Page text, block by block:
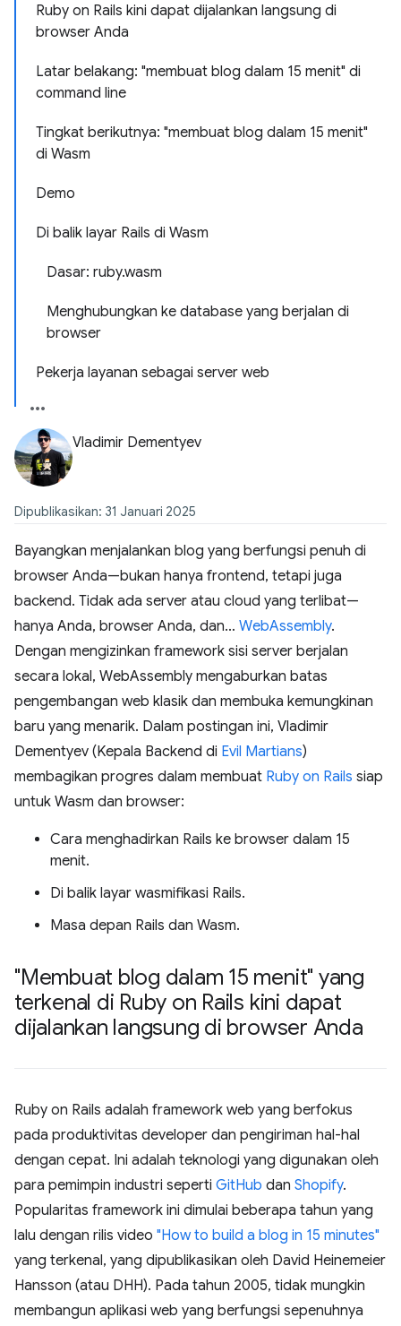
Ruby on Rails kini dapat dijalankan langsung di
browser Anda
Latar belakang: "membuat blog dalam 15 menit" di
command line
Tingkat berikutnya: "membuat blog dalam 15 menit"
di Wasm
Demo
Di balik layar Rails di Wasm
Dasar: ruby.wasm
Menghubungkan ke database yang berjalan di
browser
Pekerja layanan sebagai server web
Vladimir Dementyev
Dipublikasikan: 31 Januari 2025
Bayangkan menjalankan blog yang berfungsi penuh di
browser Anda—bukan hanya frontend, tetapi juga
backend. Tidak ada server atau cloud yang terlibat—
hanya Anda, browser Anda, dan… WebAssembly.
Dengan mengizinkan framework sisi server berjalan
secara lokal, WebAssembly mengaburkan batas
pengembangan web klasik dan membuka kemungkinan
baru yang menarik. Dalam postingan ini, Vladimir
Dementyev (Kepala Backend di Evil Martians)
membagikan progres dalam membuat Ruby on Rails siap
untuk Wasm dan browser:
Cara menghadirkan Rails ke browser dalam 15
menit.
Di balik layar wasmifikasi Rails.
Masa depan Rails dan Wasm.
"Membuat blog dalam 15 menit" yang
terkenal di Ruby on Rails kini dapat
dijalankan langsung di browser Anda
Ruby on Rails adalah framework web yang berfokus
pada produktivitas developer dan pengiriman hal-hal
dengan cepat. Ini adalah teknologi yang digunakan oleh
para pemimpin industri seperti GitHub dan Shopify.
Popularitas framework ini dimulai beberapa tahun yang
lalu dengan rilis video "How to build a blog in 15 minutes"
yang terkenal, yang dipublikasikan oleh David Heinemeier
Hansson (atau DHH). Pada tahun 2005, tidak mungkin
membangun aplikasi web yang berfungsi sepenuhnya